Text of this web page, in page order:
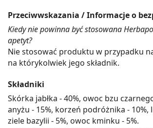
Przeciwwskazania / Informacje o
Kiedy nie powinna być stosowana
apetyt?
Nie stosować produktu w przypadku
na którykolwiek jego składnik.
Składniki
Skórka jabłka - 40%, owoc bzu
anyżu - 15%, korzeń podróżnika - 10%,
ziele bazylii - 5%, owoc kminku - 5%.